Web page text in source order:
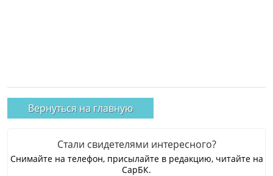
Вернуться на главную
Стали свидетелями интересного?
Снимайте на телефон, присылайте в редакцию, читайте на
СарБК.